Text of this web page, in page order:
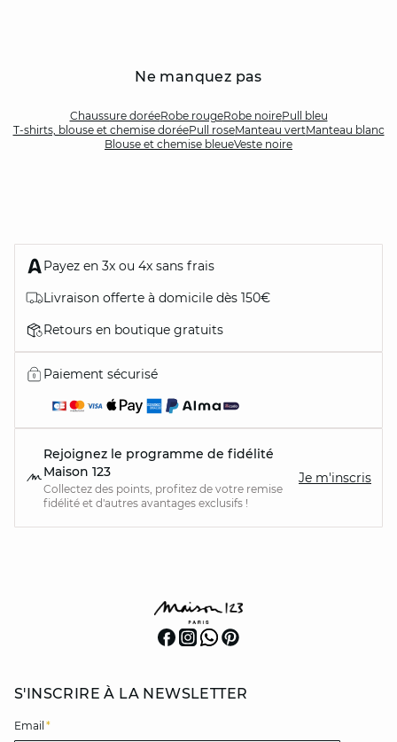
Ne manquez pas
Chaussure doréeRobe rougeRobe noirePull bleu
T-shirts, blouse et chemise doréePull roseManteau vertManteau blanc
Blouse et chemise bleueVeste noire
Payez en 3x ou 4x sans frais
Livraison offerte à domicile dès 150€
Retours en boutique gratuits
Paiement sécurisé
Rejoignez le programme de fidélité
Maison 123
Collectez des points, profitez de votre remise
fidélité et d'autres avantages exclusifs !
Je m'inscris
S'INSCRIRE À LA NEWSLETTER
Email *